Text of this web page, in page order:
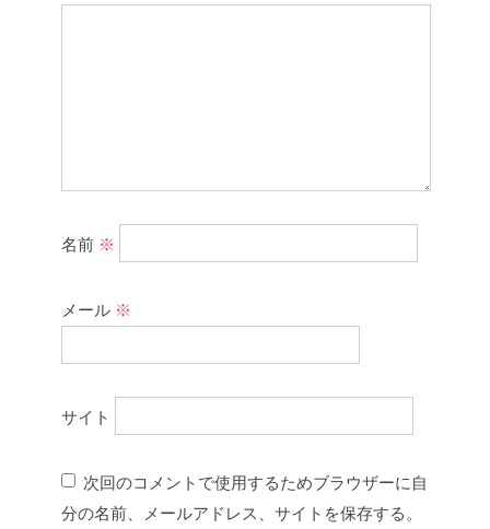
名前 ※
メール ※
サイト
次回のコメントで使用するためブラウザーに自
分の名前、メールアドレス、サイトを保存する。